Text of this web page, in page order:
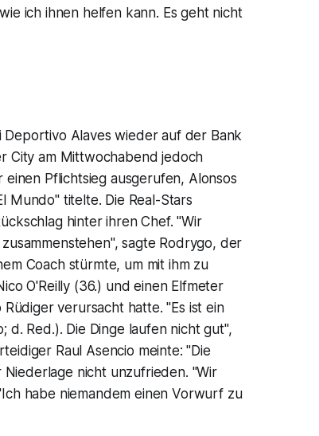
ich ihnen helfen kann. Es geht nicht
Deportivo Alaves wieder auf der Bank
City am Mittwochabend jedoch
Pflichtsieg ausgerufen, Alonsos
Mundo" titelte. Die Real-Stars
hinter ihren Chef. "Wir
sagte Rodrygo, der
Coach stürmte, um mit ihm zu
O'Reilly (36.) und einen Elfmeter
verursacht hatte. "Es ist ein
Red.). Die Dinge laufen nicht gut",
Raul Asencio meinte: "Die
nicht unzufrieden. "Wir
habe niemandem einen Vorwurf zu